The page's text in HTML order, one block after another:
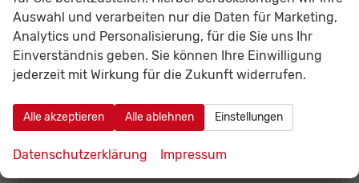
Reifendruckkontrollsystem
vorhanden
Eingebaute Extras
PAV
Anhängerkupplung mit elektrischer Entriegelung
Auswahl und verarbeiten nur die Daten für Marketing,
Analytics und Personalisierung, für die Sie uns Ihr
Einverständnis geben. Sie können Ihre Einwilligung
jederzeit mit Wirkung für die Zukunft widerrufen.
Alle akzeptieren Alle ablehnen Einstellungen
Datenschutzerklärung Impressum